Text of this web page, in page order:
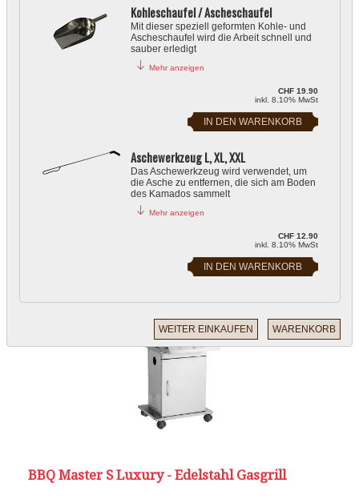
Der perfekte Gasgrill für Balkon oder Terrasse, kompakt, leistungsstark
BBQ Master S Luxury - Edelstahl Gasgrill
Kohleschaufel / Ascheschaufel
Mit dieser speziell geformten Kohle- und
Ascheschaufel wird die Arbeit schnell und
sauber erledigt
Mehr anzeigen
CHF 19.90
inkl. 8.10% MwSt
Aschewerkzeug L, XL, XXL
Das Aschewerkzeug wird verwendet, um
die Asche zu entfernen, die sich am Boden
des Kamados sammelt
Mehr anzeigen
CHF 12.90
inkl. 8.10% MwSt